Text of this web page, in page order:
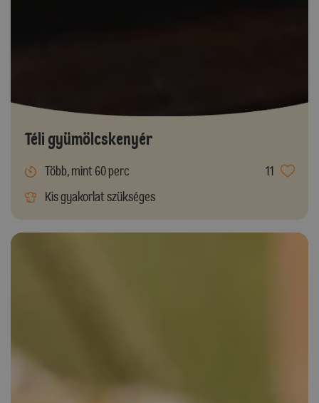
Téli gyümölcskenyér
Több, mint 60 perc
11
Kis gyakorlat szükséges